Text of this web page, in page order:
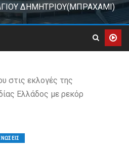
ΔΗΜΗΤΡΙΟΥ(ΜΠΡΑΧΑΜΙ)
στις εκλογές της
Ελλάδος με ρεκόρ